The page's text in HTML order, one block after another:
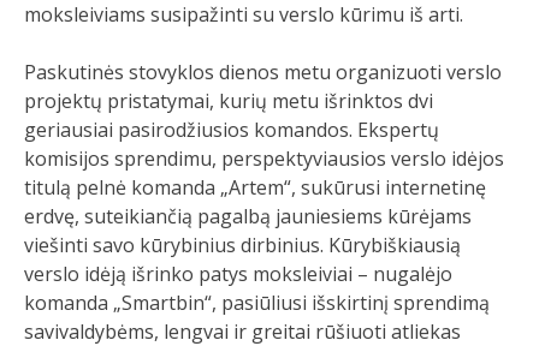
moksleiviams susipažinti su verslo kūrimu iš arti.
Paskutinės stovyklos dienos metu organizuoti verslo
projektų pristatymai, kurių metu išrinktos dvi
geriausiai pasirodžiusios komandos. Ekspertų
komisijos sprendimu, perspektyviausios verslo idėjos
titulą pelnė komanda „Artem“, sukūrusi internetinę
erdvę, suteikiančią pagalbą jauniesiems kūrėjams
viešinti savo kūrybinius dirbinius. Kūrybiškiausią
verslo idėją išrinko patys moksleiviai – nugalėjo
komanda „Smartbin“, pasiūliusi išskirtinį sprendimą
savivaldybėms, lengvai ir greitai rūšiuoti atliekas